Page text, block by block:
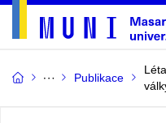
Publikace